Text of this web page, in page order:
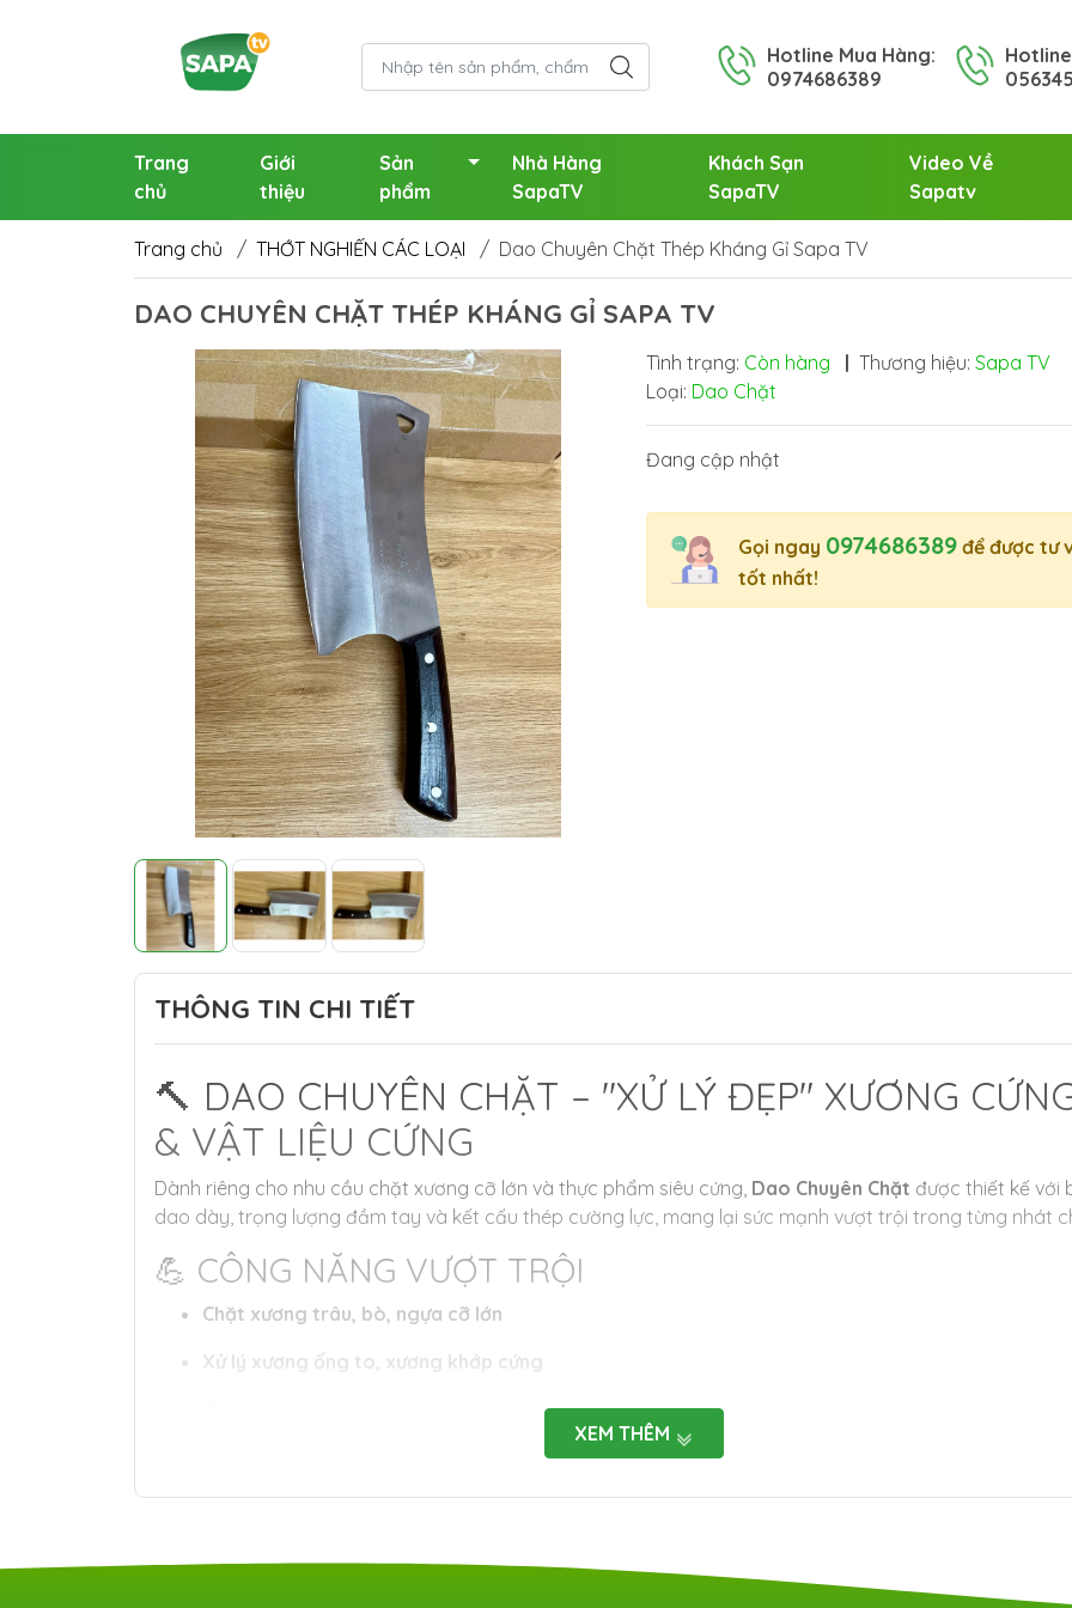
Hotline Mua Hàng:
0974686389
Trang
chủ
Giới
thiệu
Sản
phẩm
Nhà Hàng
SapaTV
Khách Sạn
SapaTV
Video Về
Sapatv
Trang chủ / THỚT NGHIẾN CÁC LOẠI / Dao Chuyên Chặt Thép Kháng Gỉ Sapa TV
DAO CHUYÊN CHẶT THÉP KHÁNG GỈ SAPA TV
Tình trạng: Còn hàng | Thương hiệu: Sapa TV
Loại: Dao Chặt
Đang cập nhật
Gọi ngay 0974686389để được tư
tốt nhất!
THÔNG TIN CHI TIẾT
🔨 DAO CHUYÊN CHẶT – "XỬ LÝ ĐẸP" XƯƠNG
& VẬT LIỆU CỨNG
Dành riêng cho nhu cầu chặt xương cỡ lớn và thực phẩm siêu cứng, Dao Chuyên Chặt được thiết kế với
dao dày, trọng lượng đầm tay và kết cấu thép cường lực, mang lại sức mạnh vượt trội trong từng nhát
💪 CÔNG NĂNG VƯỢT TRỘI
Chặt xương trâu, bò, ngựa cỡ lớn
Xử lý xương ống to, xương khớp cứng
Phù hợp cho bếp gia đình, quán ăn, lò mổ nhỏ
Có thể chặt được vật liệu kim loại mỏng như sắt (trong giới hạn cho phép)
⚙️ ƯU ĐIỂM NỔI BẬT
XEM THÊM